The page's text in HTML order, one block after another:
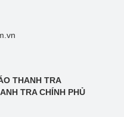
THANH TRA
TRA CHÍNH PHỦ